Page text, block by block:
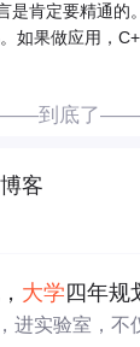
是肯定要精通的
如果做应用，
到底了——
客
大学四年规
进实验室，不